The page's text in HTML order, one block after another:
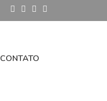
CONTATO